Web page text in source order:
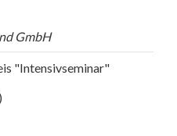
GmbH
"Intensivseminar"